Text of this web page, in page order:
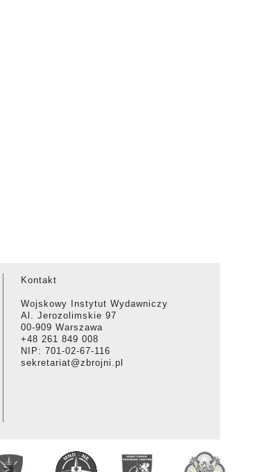
Kontakt
Wojskowy Instytut Wydawniczy
Al. Jerozolimskie 97
00-909 Warszawa
+48 261 849 008
NIP: 701-02-67-116
sekretariat@zbrojni.pl